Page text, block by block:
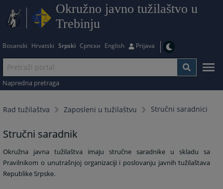
Okružno javno tužilaštvo u
Trebinju
Bosanski Hrvatski Srpski Српски English Prijava
Napredna pretraga
Rad tužilaštva Zaposleni u tužilaštvu Stručni saradnici
Stručni saradnik
Okružna javna tužilaštva imaju stručne saradnike u skladu sa
Pravilnikom o unutrašnjoj organizaciji i poslovanju javnih tužilaštava
Republike Srpske.